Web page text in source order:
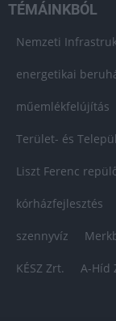
TÉMÁINKBÓL
Nemzeti
energetikai
műemlékfelújítás
Terület- és
Liszt Ferenc
kórházfejlesztés
szennyvíz
KÉSZ Zrt. A-Híd